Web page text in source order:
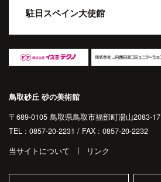
駐日スペイン大使館
鳥取砂丘 砂の美術館
〒689-0105 鳥取県鳥取市福部町湯山2083-17
TEL : 0857-20-2231 / FAX : 0857-20-2232
当サイトについて
リンク